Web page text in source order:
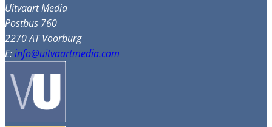
Uitvaart Media
Postbus 760
2270 AT Voorburg
E:info@uitvaartmedia.com